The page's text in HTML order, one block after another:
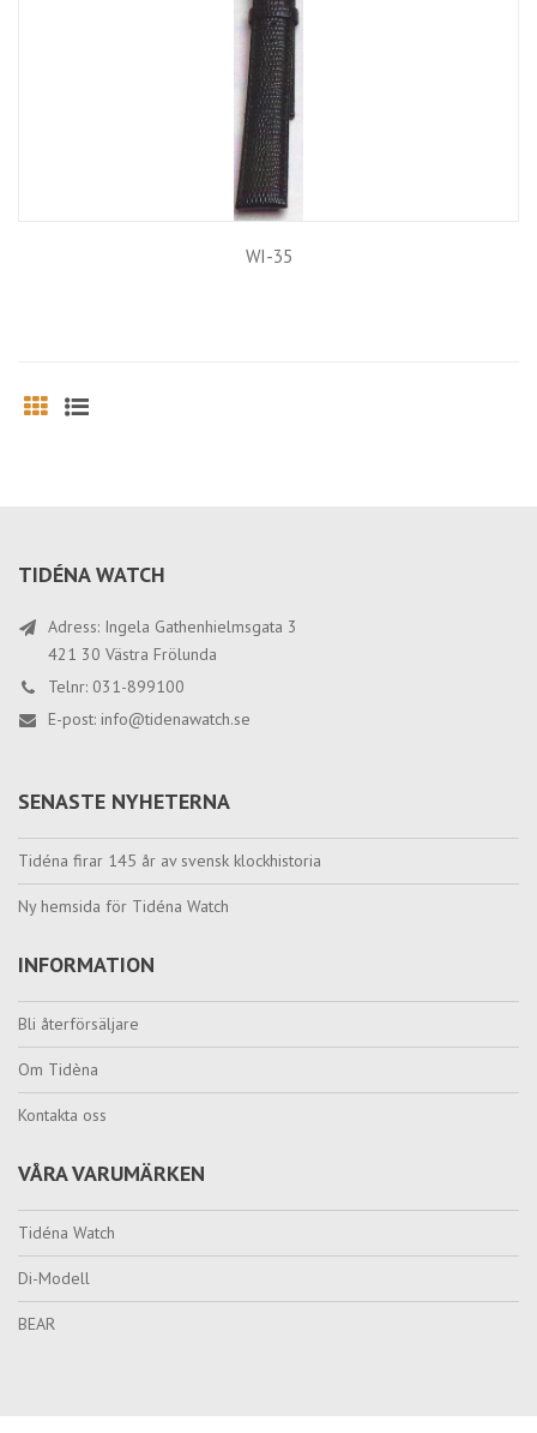
WI-35
TIDÉNA WATCH
Adress: Ingela Gathenhielmsgata 3
421 30 Västra Frölunda
Telnr: 031-899100
E-post: info@tidenawatch.se
SENASTE NYHETERNA
Tidéna firar 145 år av svensk klockhistoria
Ny hemsida för Tidéna Watch
INFORMATION
Bli återförsäljare
Om Tidèna
Kontakta oss
VÅRA VARUMÄRKEN
Tidéna Watch
Di-Modell
BEAR